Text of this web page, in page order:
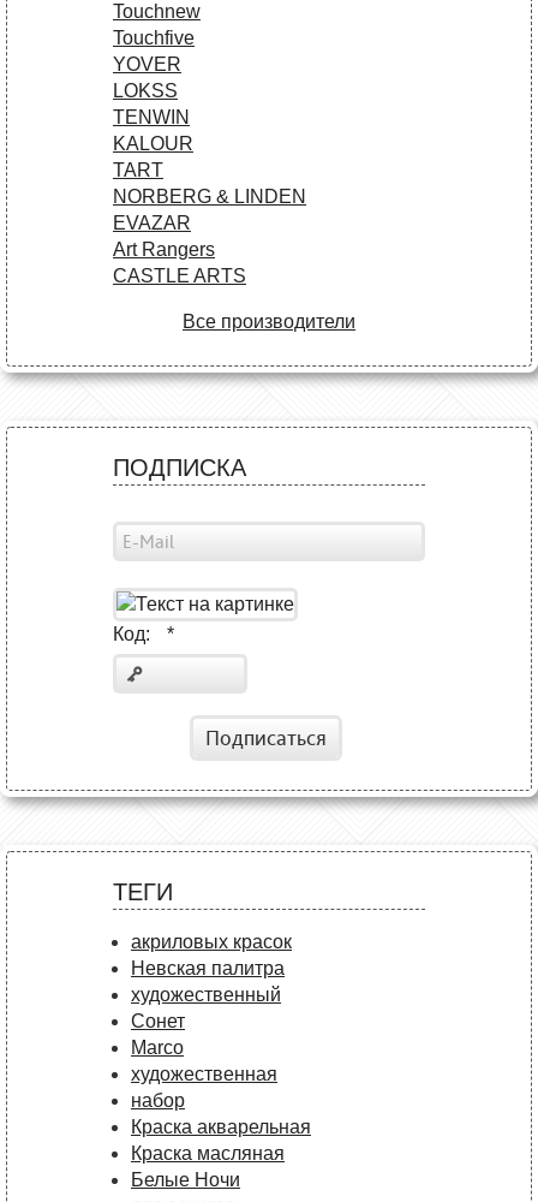
Touchnew
Touchfive
YOVER
LOKSS
TENWIN
KALOUR
TART
NORBERG & LINDEN
EVAZAR
Art Rangers
CASTLE ARTS
Все производители
ПОДПИСКА
Код: *
Подписаться
ТЕГИ
акриловых красок
Невская палитра
художественный
Сонет
Marco
художественная
набор
Краска акварельная
Краска масляная
Белые Ночи